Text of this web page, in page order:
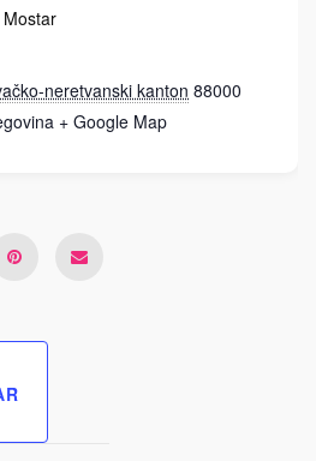
neretvanski kanton 88000
+ Google Map